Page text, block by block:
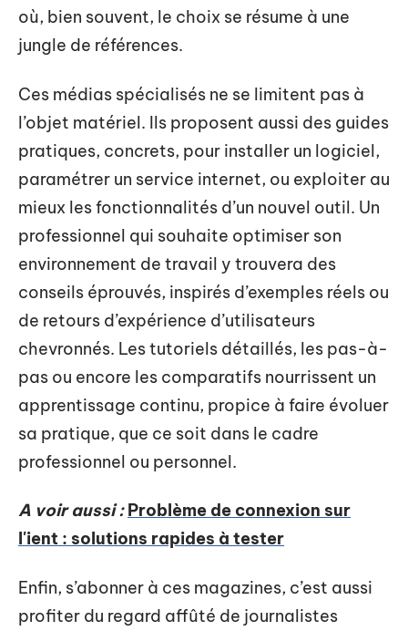
où, bien souvent, le choix se résume à une
jungle de références.
Ces médias spécialisés ne se limitent pas à
l’objet matériel. Ils proposent aussi des guides
pratiques, concrets, pour installer un logiciel,
paramétrer un service internet, ou exploiter au
mieux les fonctionnalités d’un nouvel outil. Un
professionnel qui souhaite optimiser son
environnement de travail y trouvera des
conseils éprouvés, inspirés d’exemples réels ou
de retours d’expérience d’utilisateurs
chevronnés. Les tutoriels détaillés, les pas-à-
pas ou encore les comparatifs nourrissent un
apprentissage continu, propice à faire évoluer
sa pratique, que ce soit dans le cadre
professionnel ou personnel.
A voir aussi : Problème de connexion sur
l'ient : solutions rapides à tester
Enfin, s’abonner à ces magazines, c’est aussi
profiter du regard affûté de journalistes